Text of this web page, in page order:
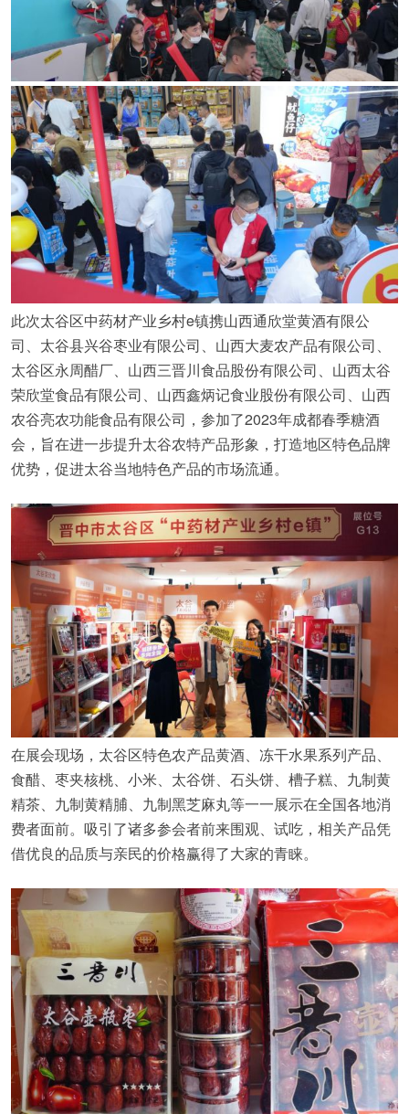
此次太谷区中药材产业乡村e镇携山西通欣堂黄酒有限公
司、太谷县兴谷枣业有限公司、山西大麦农产品有限公司、
太谷区永周醋厂、山西三晋川食品股份有限公司、山西太谷
荣欣堂食品有限公司、山西鑫炳记食业股份有限公司、山西
农谷亮农功能食品有限公司，参加了2023年成都春季糖酒
会，旨在进一步提升太谷农特产品形象，打造地区特色品牌
优势，促进太谷当地特色产品的市场流通。
在展会现场，太谷区特色农产品黄酒、冻干水果系列产品、
食醋、枣夹核桃、小米、太谷饼、石头饼、槽子糕、九制黄
精茶、九制黄精脯、九制黑芝麻丸等一一展示在全国各地消
费者面前。吸引了诸多参会者前来围观、试吃，相关产品凭
借优良的品质与亲民的价格赢得了大家的青睐。